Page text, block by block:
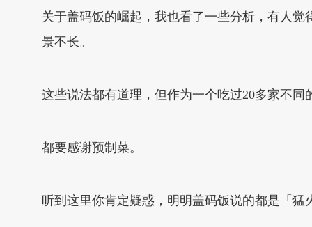
关于盖码饭的崛起，我也看了一些分析，有人
景不长。
这些说法都有道理，但作为一个吃过20多家不
都要感谢预制菜。
听到这里你肯定疑惑，明明盖码饭说的都是「